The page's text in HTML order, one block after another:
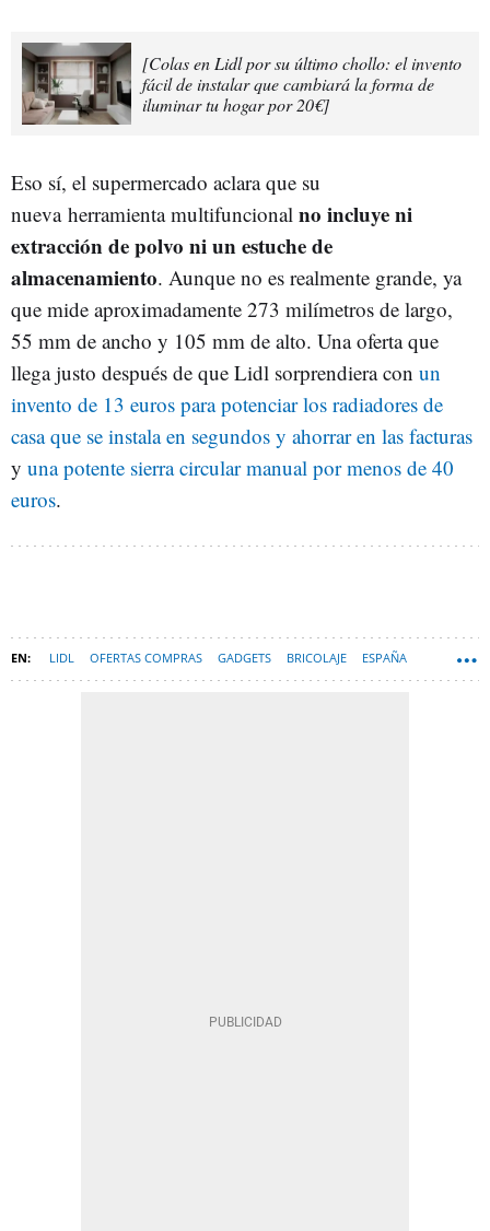
[Colas en Lidl por su último chollo: el invento
fácil de instalar que cambiará la forma de
iluminar tu hogar por 20€]
Eso sí, el supermercado aclara que su
nueva herramienta multifuncional no incluye ni
extracción de polvo ni un estuche de
almacenamiento. Aunque no es realmente grande, ya
que mide aproximadamente 273 milímetros de largo,
55 mm de ancho y 105 mm de alto. Una oferta que
llega justo después de que Lidl sorprendiera con un
invento de 13 euros para potenciar los radiadores de
casa que se instala en segundos y ahorrar en las facturas
y una potente sierra circular manual por menos de 40
euros.
LIDL OFERTAS COMPRAS GADGETS BRICOLAJE ESPAÑA